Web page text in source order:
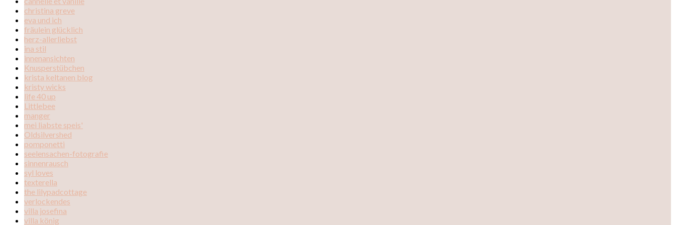
christina greve
eva und ich
fräulein glücklich
herz-allerliebst
ina stil
innenansichten
Knusperstübchen
krista keltanen blog
kristy wicks
life 40 up
Littlebee
manger
mei liabste speis'
Oldsilvershed
pomponetti
seelensachen-fotografie
sinnenrausch
syl loves
texterella
the lilypadcottage
verlockendes
villa josefina
villa könig